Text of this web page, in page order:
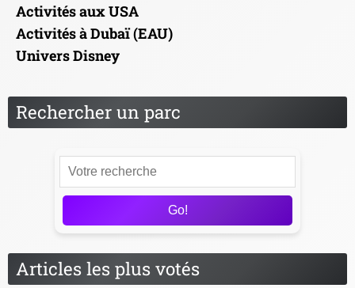
Activités aux USA
Activités à Dubaï (EAU)
Univers Disney
Rechercher un parc
Go!
Articles les plus votés